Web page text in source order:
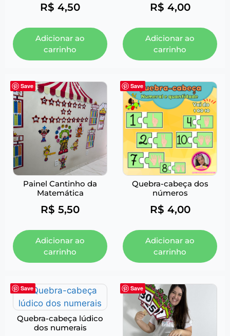
R$ 4,50
Adicionar ao
carrinho
R$ 4,00
Adicionar ao
carrinho
Save
Painel Cantinho da
Matemática
R$ 5,50
Adicionar ao
carrinho
Save
Quebra-cabeça dos
números
R$ 4,00
Adicionar ao
carrinho
Save
Quebra-cabeça lúdico
dos numerais
Save